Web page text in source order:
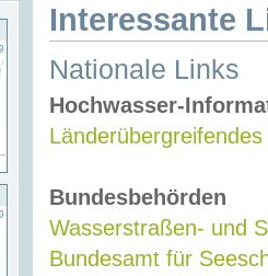
Interessante
Nationale Links
Hochwasser-
Bundesbehörden
Wasserstraßen- und
Bundesamt für